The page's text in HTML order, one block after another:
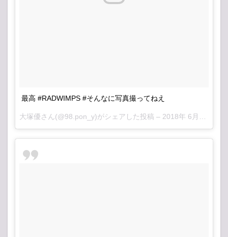
最高 #RADWIMPS #そんなに写真撮ってねえ
大塚優さん(@98.pon_y)がシェアした投稿 – 2018年 6月月12日午前6時03分PDT